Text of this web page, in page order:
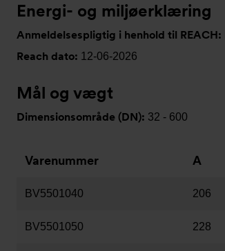
Energi- og miljøerklæring
Anmeldelsespligtig i henhold til REACH:
Reach dato: 12-06-2026
Mål og vægt
Dimensionsområde (DN): 32 - 600
Varenummer A
BV5501040 206
BV5501050 228